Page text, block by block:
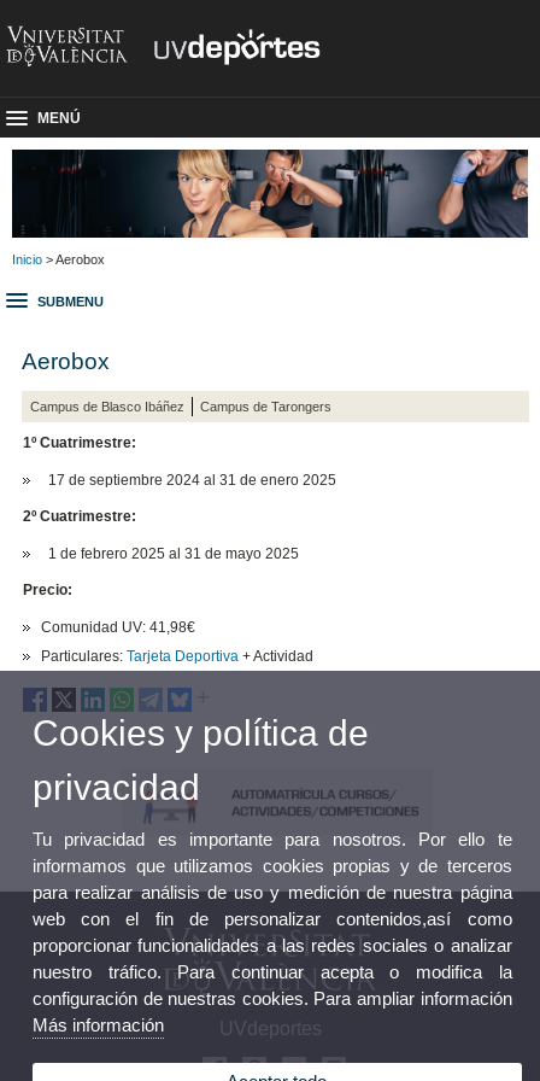
MENÚ
Inicio > Aerobox
SUBMENU
Aerobox
Campus de Blasco Ibáñez Campus de Tarongers
1º Cuatrimestre:
17 de septiembre 2024 al 31 de enero 2025
2º Cuatrimestre:
1 de febrero 2025 al 31 de mayo 2025
Precio:
Comunidad UV: 41,98€
Particulares:Tarjeta Deportiva+ Actividad
UVdeportes
Cookies y política de
privacidad
Tu privacidad es importante para nosotros. Por ello te
informamos que utilizamos cookies propias y de terceros
para realizar análisis de uso y medición de nuestra página
web con el fin de personalizar contenidos,así como
proporcionar funcionalidades a las redes sociales o analizar
nuestro tráfico. Para continuar acepta o modifica la
configuración de nuestras cookies. Para ampliar información
Más información